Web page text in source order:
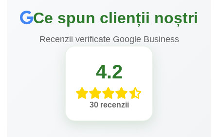
Ce spun clienții noștri
Recenzii verificate Google Business
4.2
30 recenzii